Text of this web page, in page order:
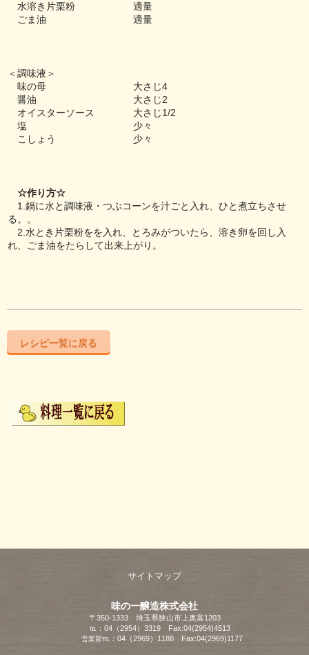
水溶き片栗粉 適量
ごま油 適量
＜調味液＞
味の母 大さじ4
醤油 大さじ2
オイスターソース 大さじ1/2
塩 少々
こしょう 少々
☆作り方☆
1.鍋に水と調味液・つぶコーンを汁ごと入れ、ひと煮立ちさせ
る。。
2.水とき片栗粉をを入れ、とろみがついたら、溶き卵を回し入
れ、ごま油をたらして出来上がり。
レシピ一覧に戻る
サイトマップ
味の一醸造株式会社
〒350-1333 埼玉県狭山市上奥富1203
℡：04（2954）3319 Fax:04(2954)4513
営業部℡：04（2969）1188 Fax:04(2969)1177